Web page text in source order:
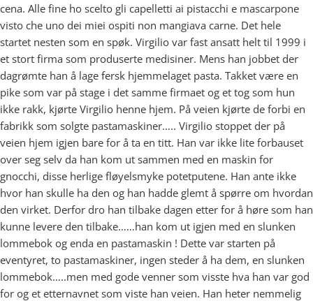
cena. Alle fine ho scelto gli capelletti ai pistacchi e mascarpone
visto che uno dei miei ospiti non mangiava carne. Det hele
startet nesten som en spøk. Virgilio var fast ansatt helt til 1999 i
et stort firma som produserte medisiner. Mens han jobbet der
dagrømte han å lage fersk hjemmelaget pasta. Takket være en
pike som var på stage i det samme firmaet og et tog som hun
ikke rakk, kjørte Virgilio henne hjem. På veien kjørte de forbi en
fabrikk som solgte pastamaskiner….. Virgilio stoppet der på
veien hjem igjen bare for å ta en titt. Han var ikke lite forbauset
over seg selv da han kom ut sammen med en maskin for
gnocchi, disse herlige fløyelsmyke potetputene. Han ante ikke
hvor han skulle ha den og han hadde glemt å spørre om hvordan
den virket. Derfor dro han tilbake dagen etter for å høre som han
kunne levere den tilbake……han kom ut igjen med en slunken
lommebok og enda en pastamaskin ! Dette var starten på
eventyret, to pastamaskiner, ingen steder å ha dem, en slunken
lommebok…..men med gode venner som visste hva han var god
for og et etternavnet som viste han veien. Han heter nemmelig